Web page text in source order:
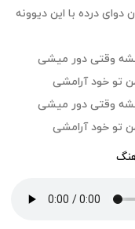
درده با این دیوونه
وقتی دور میشی
تو خود آرامشی
وقتی دور میشی
تو خود آرامشی